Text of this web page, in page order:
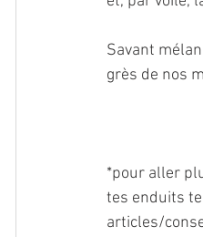
Savant
grès de nos
*pour aller
tes enduits
articles/